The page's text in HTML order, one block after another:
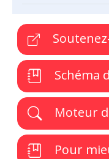
Schéma
Moteur
Pour